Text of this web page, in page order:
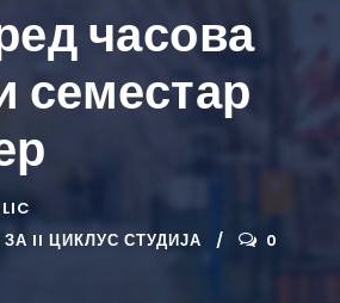
часова
семестар
II ЦИКЛУС СТУДИЈА
0